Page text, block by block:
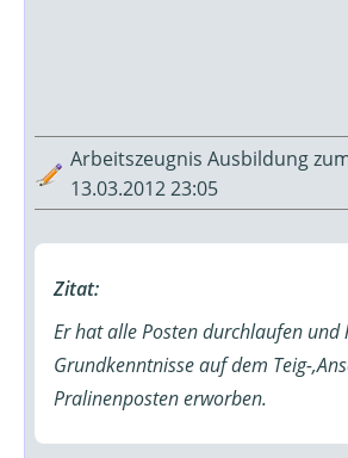
Arbeitszeugnis Ausbildung
13.03.2012 23:05
Zitat:
Er hat alle Posten durchlaufen und
Grundkenntnisse auf dem Teig-
Pralinenposten erworben.